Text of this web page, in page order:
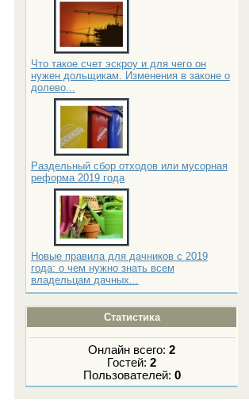
Что такое счет эскроу и для чего он
нужен дольщикам. Изменения в законе о
долево...
Раздельный сбор отходов или мусорная
реформа 2019 года
Новые правила для дачников с 2019
года: о чем нужно знать всем
владельцам дачных...
Статистика
Онлайн всего:2
Гостей:2
Пользователей: 0